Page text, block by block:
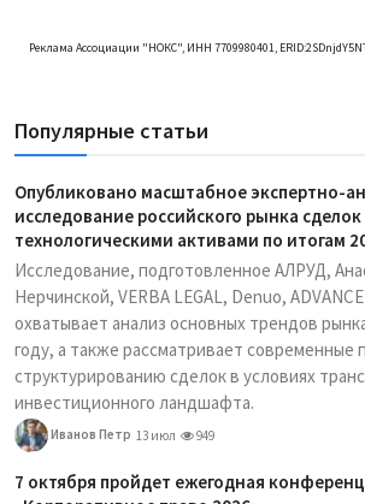
Реклама Ассоциации "НОКС", ИНН 7709980401,
Популярные статьи
Опубликовано масштабное экспертно-
исследование российского рынка сделок
технологическими активами по итогам
Исследование, подготовленное АЛРУД,
Нерчинской, VERBA LEGAL, Denuo,
охватывает анализ основных трендов
году, а также рассматривает современные
структурированию сделок в условиях
инвестиционного ландшафта.
Иванов Петр 13 июл 949
7 октября пройдет ежегодная